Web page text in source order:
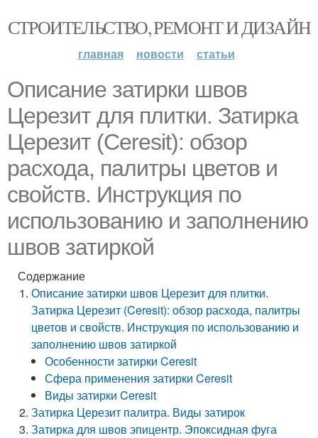
СТРОИТЕЛЬСТВО, РЕМОНТ И ДИЗАЙН
главная новости статьи
Описание затирки швов
Церезит для плитки. Затирка
Церезит (Ceresit): обзор
расхода, палитры цветов и
свойств. Инструкция по
использованию и заполнению
швов затиркой
Содержание
Описание затирки швов Церезит для плитки.
Затирка Церезит (Ceresit): обзор расхода, палитры
цветов и свойств. Инструкция по использованию и
заполнению швов затиркой
Особенности затирки Ceresit
Сфера применения затирки Ceresit
Виды затирки Ceresit
Затирка Церезит палитра. Виды затирок
Затирка для швов эпицентр. Эпоксидная фуга